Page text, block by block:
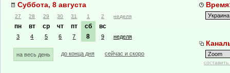
Суббота, 8 августа
27 28 29 30 31 1 2 неделя
пн вт ср чт пт сб вс
3 4 5 6 7 8 9 неделя
на весь день до конца дня сейчас и скоро